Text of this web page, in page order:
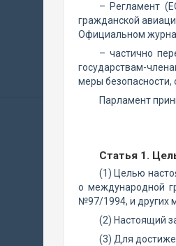
– Регламент
гражданской
Официальном
– частично
государствам-
меры безопасности,
Парламент
Статья 1.
(1) Целью
о международной
№97/1994, и других
(2) Настоящий
(3) Для